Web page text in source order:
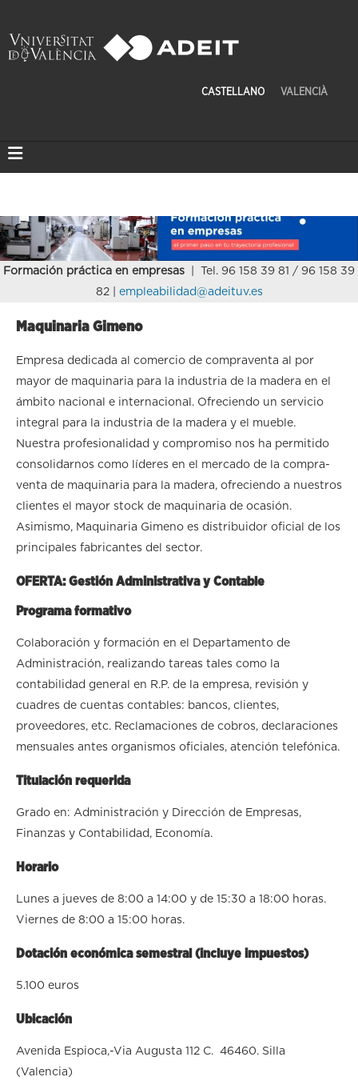
CASTELLANO VALENCIÀ
Formación práctica en empresas
| Tel. 96 158 39 81 / 96 158 39
82 | empleabilidad@adeituv.es
Maquinaria Gimeno
Empresa dedicada al comercio de compraventa al por
mayor de maquinaria para la industria de la madera en el
ámbito nacional e internacional. Ofreciendo un servicio
integral para la industria de la madera y el mueble.
Nuestra profesionalidad y compromiso nos ha permitido
consolidarnos como líderes en el mercado de la compra-
venta de maquinaria para la madera, ofreciendo a nuestros
clientes el mayor stock de maquinaria de ocasión.
Asimismo, Maquinaria Gimeno es distribuidor oficial de los
principales fabricantes del sector.
OFERTA: Gestión Administrativa y Contable
Programa formativo
Colaboración y formación en el Departamento de
Administración, realizando tareas tales como la
contabilidad general en R.P. de la empresa, revisión y
cuadres de cuentas contables: bancos, clientes,
proveedores, etc. Reclamaciones de cobros, declaraciones
mensuales antes organismos oficiales, atención telefónica.
Titulación requerida
Grado en: Administración y Dirección de Empresas,
Finanzas y Contabilidad, Economía.
Horario
Lunes a jueves de 8:00 a 14:00 y de 15:30 a 18:00 horas.
Viernes de 8:00 a 15:00 horas.
Dotación económica semestral (incluye impuestos)
5.100 euros
Ubicación
Avenida Espioca,-Via Augusta 112 C. 46460. Silla
(Valencia)